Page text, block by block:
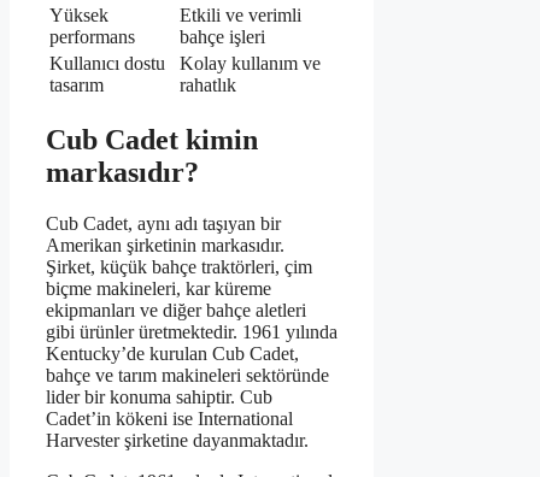
Yüksek
performans
Etkili ve verimli
bahçe işleri
Kullanıcı dostu
tasarım
Kolay kullanım ve
rahatlık
Cub Cadet kimin
markasıdır?
Cub Cadet, aynı adı taşıyan bir
Amerikan şirketinin markasıdır.
Şirket, küçük bahçe traktörleri, çim
biçme makineleri, kar küreme
ekipmanları ve diğer bahçe aletleri
gibi ürünler üretmektedir. 1961 yılında
Kentucky’de kurulan Cub Cadet,
bahçe ve tarım makineleri sektöründe
lider bir konuma sahiptir. Cub
Cadet’in kökeni ise International
Harvester şirketine dayanmaktadır.